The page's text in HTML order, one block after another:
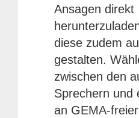
Ansagen direkt
diese zudem
gestalten.
zwischen den
Sprechern und
an GEMA-